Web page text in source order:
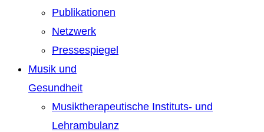
Publikationen
Netzwerk
Pressespiegel
Musik und
Gesundheit
Musiktherapeutische Instituts- und
Lehrambulanz